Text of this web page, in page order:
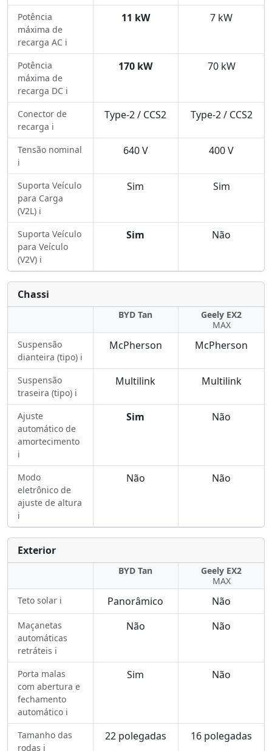
Potência
máxima de
recarga AC ℹ️
11 kW 7 kW
Potência
máxima de
recarga DC ℹ️
170 kW 70 kW
Conector de
recarga ℹ️
Type-2 / CCS2 Type-2 / CCS2
Tensão nominal
ℹ️
640 V 400 V
Suporta Veículo
para Carga
(V2L) ℹ️
Sim Sim
Suporta Veículo
para Veículo
(V2V) ℹ️
Sim Não
Chassi
BYD Tan
Geely EX2
MAX
Suspensão
dianteira (tipo) ℹ️
McPherson McPherson
Suspensão
traseira (tipo) ℹ️
Multilink Multilink
Ajuste
automático de
amortecimento
ℹ️
Sim Não
Modo
eletrônico de
ajuste de altura
ℹ️
Não Não
Exterior
BYD Tan
Geely EX2
MAX
Teto solar ℹ️
Panorâmico Não
Maçanetas
automáticas
retráteis ℹ️
Não Não
Porta malas
com abertura e
fechamento
automático ℹ️
Sim Não
Tamanho das
rodas ℹ️
22 polegadas 16 polegadas